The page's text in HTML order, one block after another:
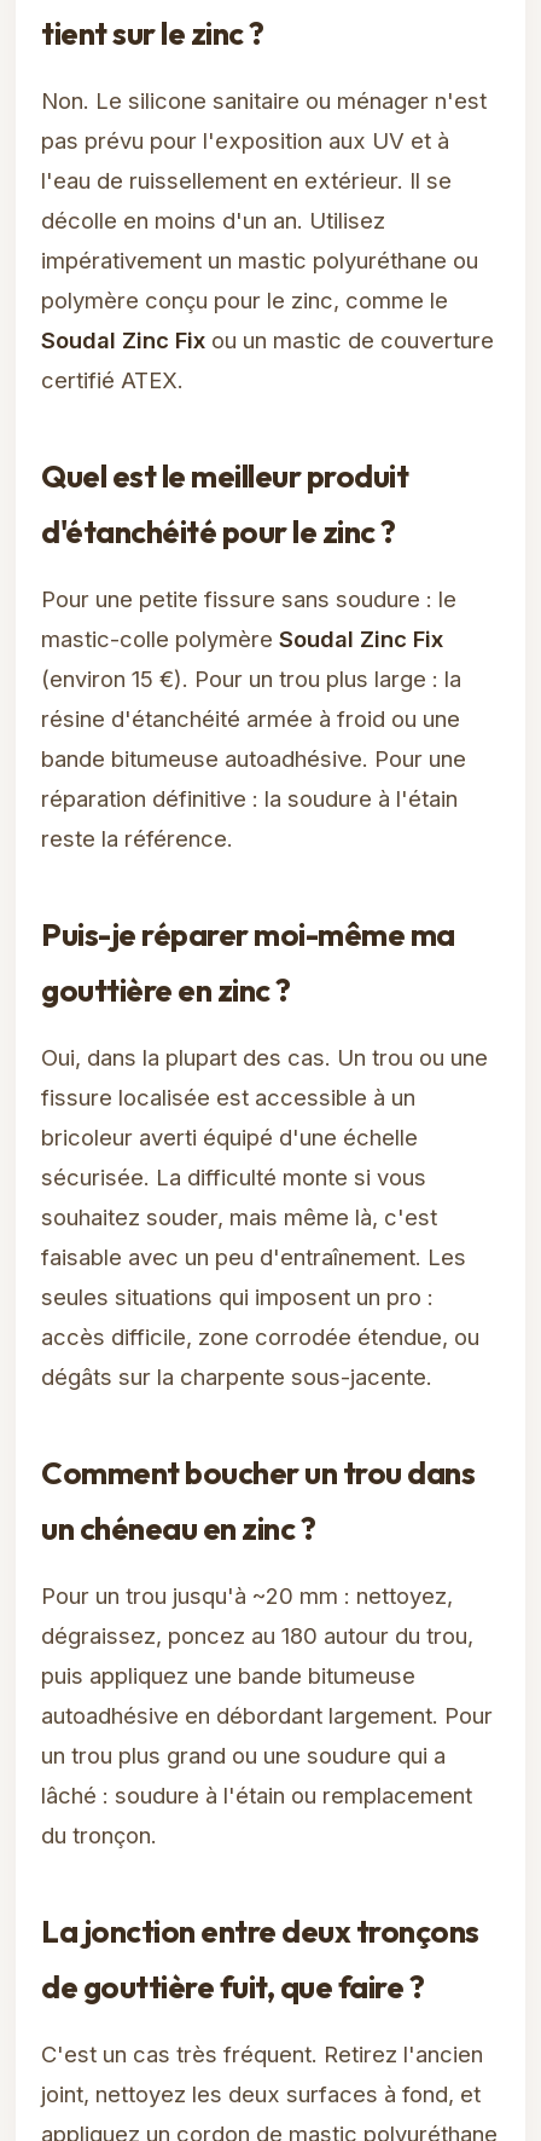
tient sur le zinc ?
Non. Le silicone sanitaire ou ménager n'est
pas prévu pour l'exposition aux UV et à
l'eau de ruissellement en extérieur. Il se
décolle en moins d'un an. Utilisez
impérativement un mastic polyuréthane ou
polymère conçu pour le zinc, comme le
Soudal Zinc Fix ou un mastic de couverture
certifié ATEX.
Quel est le meilleur produit
d'étanchéité pour le zinc ?
Pour une petite fissure sans soudure : le
mastic-colle polymèreSoudal Zinc Fix
(environ 15 €). Pour un trou plus large : la
résine d'étanchéité armée à froid ou une
bande bitumeuse autoadhésive. Pour une
réparation définitive : la soudure à l'étain
reste la référence.
Puis-je réparer moi-même ma
gouttière en zinc ?
Oui, dans la plupart des cas. Un trou ou une
fissure localisée est accessible à un
bricoleur averti équipé d'une échelle
sécurisée. La difficulté monte si vous
souhaitez souder, mais même là, c'est
faisable avec un peu d'entraînement. Les
seules situations qui imposent un pro :
accès difficile, zone corrodée étendue, ou
dégâts sur la charpente sous-jacente.
Comment boucher un trou dans
un chéneau en zinc ?
Pour un trou jusqu'à ~20 mm : nettoyez,
dégraissez, poncez au 180 autour du trou,
puis appliquez une bande bitumeuse
autoadhésive en débordant largement. Pour
un trou plus grand ou une soudure qui a
lâché : soudure à l'étain ou remplacement
du tronçon.
La jonction entre deux tronçons
de gouttière fuit, que faire ?
C'est un cas très fréquent. Retirez l'ancien
joint, nettoyez les deux surfaces à fond, et
appliquez un cordon de mastic polyuréthane